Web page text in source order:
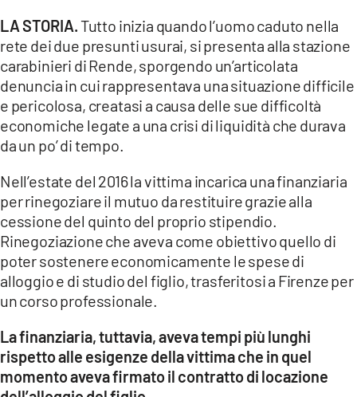
LA STORIA.Tutto inizia quando l’uomo caduto nella
rete dei due presunti usurai, si presenta alla stazione
carabinieri di Rende, sporgendo un’articolata
denuncia in cui rappresentava una situazione difficile
e pericolosa, creatasi a causa delle sue difficoltà
economiche legate a una crisi di liquidità che durava
da un po’ di tempo.
Nell’estate del 2016 la vittima incarica una finanziaria
per rinegoziare il mutuo da restituire grazie alla
cessione del quinto del proprio stipendio.
Rinegoziazione che aveva come obiettivo quello di
poter sostenere economicamente le spese di
alloggio e di studio del figlio, trasferitosi a Firenze per
un corso professionale.
La finanziaria, tuttavia, aveva tempi più lunghi
rispetto alle esigenze della vittima che in quel
momento aveva firmato il contratto di locazione